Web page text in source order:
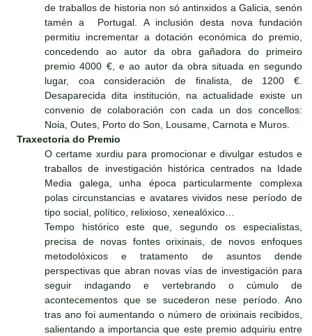
de traballos de historia non só antinxidos a Galicia, senón
tamén a Portugal. A inclusión desta nova fundación
permitiu incrementar a dotación económica do premio,
concedendo ao autor da obra gañadora do primeiro
premio 4000 €, e ao autor da obra situada en segundo
lugar, coa consideración de finalista, de 1200 €.
Desaparecida dita institución, na actualidade existe un
convenio de colaboración con cada un dos concellos:
Noia, Outes, Porto do Son, Lousame, Carnota e Muros.
Traxectoria do Premio
O certame xurdiu para promocionar e divulgar estudos e
traballos de investigación histórica centrados na Idade
Media galega, unha época particularmente complexa
polas circunstancias e avatares vividos nese período de
tipo social, político, relixioso, xenealóxico…
Tempo histórico este que, segundo os especialistas,
precisa de novas fontes orixinais, de novos enfoques
metodolóxicos e tratamento de asuntos dende
perspectivas que abran novas vías de investigación para
seguir indagando e vertebrando o cúmulo de
acontecementos que se sucederon nese período. Ano
tras ano foi aumentando o número de orixinais recibidos,
salientando a importancia que este premio adquiriu entre